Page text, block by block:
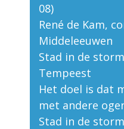
08)
René de Kam,
Middeleeuwen
Stad in de
Tempeest
Het doel is dat
met andere
Stad in de